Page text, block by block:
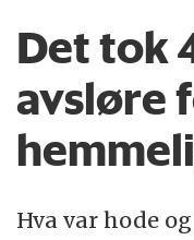
Det tok
avsløre
Hva var hode